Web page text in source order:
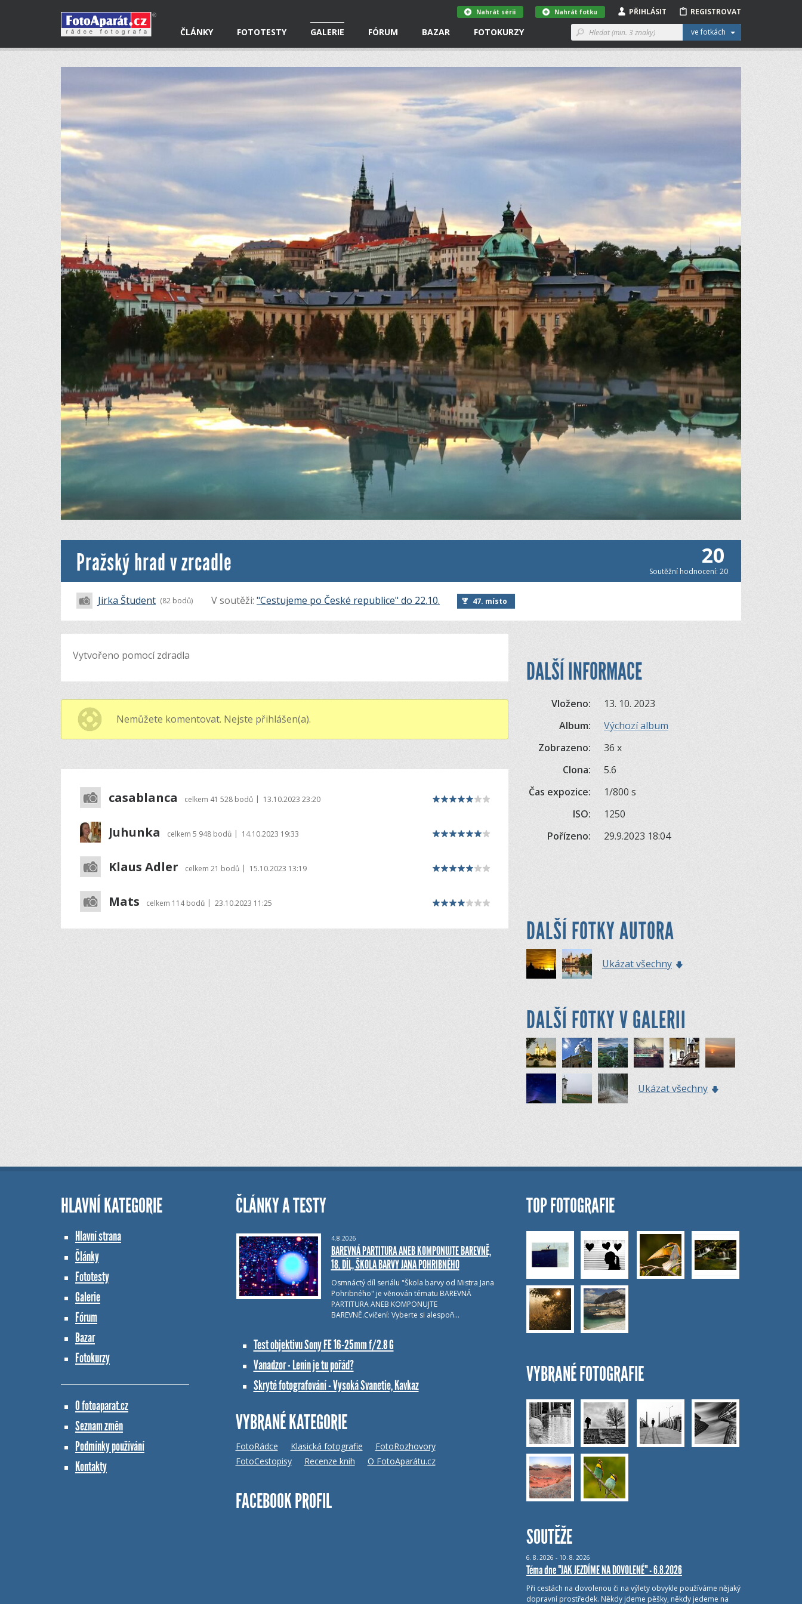
ČLÁNKY FOTOTESTY GALERIE FÓRUM BAZAR FOTOKURZY ve fotkách
REGISTROVAT
PŘIHLÁSIT
Nahrát fotku
Nahrát sérii
Pražský hrad v zrcadle 20
Soutěžní hodnocení: 20
Jirka Študent (82 bodů) V soutěži: "Cestujeme po České republice" do 22.10. 47. místo
Vytvořeno pomocí zdradla
Nemůžete komentovat. Nejste přihlášen(a).
casablanca celkem 41 528 bodů | 13.10.2023 23:20
Juhunka celkem 5 948 bodů | 14.10.2023 19:33
Klaus Adler celkem 21 bodů | 15.10.2023 13:19
Mats celkem 114 bodů | 23.10.2023 11:25
DALŠÍ INFORMACE
Vloženo:
13. 10. 2023
Album:
Výchozí album
Zobrazeno:
36 x
Clona:
5.6
Čas expozice:
1/800 s
ISO:
1250
Pořízeno:
29.9.2023 18:04
DALŠÍ FOTKY AUTORA
Ukázat všechny
DALŠÍ FOTKY V GALERII
Ukázat všechny
HLAVNÍ KATEGORIE
Hlavní strana
Články
Fototesty
Galerie
Fórum
Bazar
Fotokurzy
O fotoaparat.cz
Seznam změn
Podmínky používání
Kontakty
ČLÁNKY A TESTY
4.8.2026
BAREVNÁ PARTITURA ANEB KOMPONUJTE BAREVNĚ,
18. DÍL, ŠKOLA BARVY JANA POHRIBNÉHO
Osmnáctý díl seriálu "Škola barvy od Mistra Jana
Pohribného" je věnován tématu BAREVNÁ
PARTITURA ANEB KOMPONUJTE
BAREVNĚ.Cvičení: Vyberte si alespoň…
Test objektivu Sony FE 16-25mm f/2.8 G
Vanadzor - Lenin je tu pořád?
Skryté fotografování - Vysoká Svanetie, Kavkaz
VYBRANÉ KATEGORIE
FotoRádce Klasická fotografie
FotoRozhovory
FotoCestopisy
Recenze knih O FotoAparátu.cz
FACEBOOK PROFIL
TOP FOTOGRAFIE
VYBRANÉ FOTOGRAFIE
SOUTĚŽE
6. 8. 2026 - 10. 8. 2026
Téma dne "JAK JEZDÍME NA DOVOLENÉ" - 6.8.2026
Při cestách na dovolenou či na výlety obvykle používáme nějaký
dopravní prostředek. Někdy jdeme pěšky, někdy jedeme na